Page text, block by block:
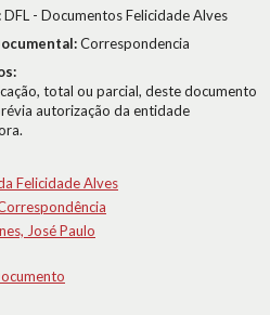
DFL - Documentos Felicidade Alves
Correspondencia
total ou parcial, deste documento
autorização da entidade
Felicidade Alves
José Paulo